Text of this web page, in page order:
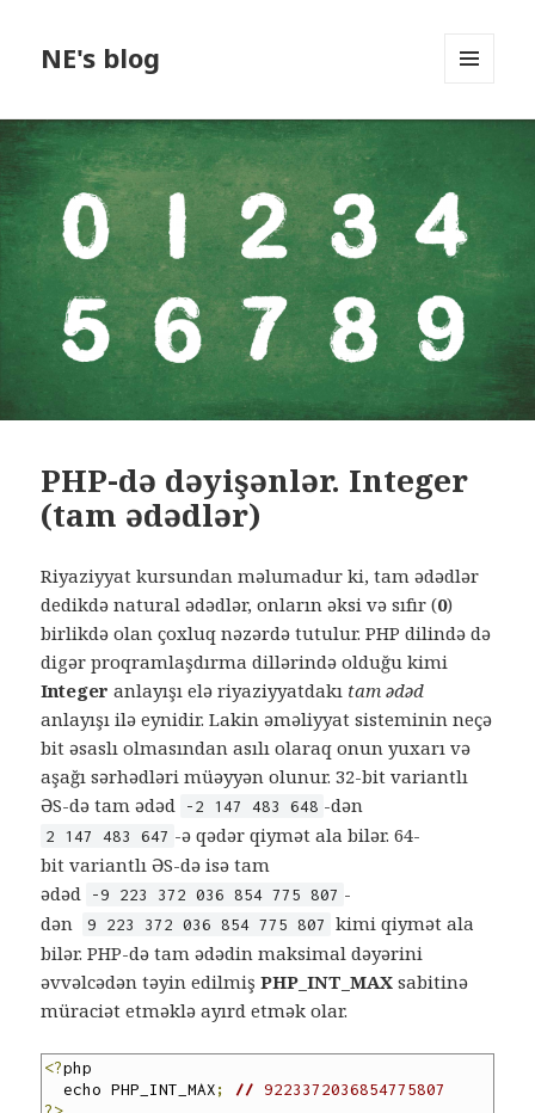
NE's blog
PHP-də dəyişənlər. Integer
(tam ədədlər)
Riyaziyyat kursundan məlumadur ki, tam ədədlər
dedikdə natural ədədlər, onların əksi və sıfır (0)
birlikdə olan çoxluq nəzərdə tutulur. PHP dilində də
digər proqramlaşdırma dillərində olduğu kimi
Integer anlayışı elə riyaziyyatdakı tam ədəd
anlayışı ilə eynidir. Lakin əməliyyat sisteminin neçə
bit əsaslı olmasından asılı olaraq onun yuxarı və
aşağı sərhədləri müəyyən olunur. 32-bit variantlı
ƏS-də tam ədəd
-2 147 483 648 -dən
2 147 483 647 -ə qədər qiymət ala bilər. 64-
bit variantlı ƏS-də isə tam
ədəd
-9 223 372 036 854 775 807 -
dən
9 223 372 036 854 775 807
kimi qiymət ala
bilər. PHP-də tam ədədin maksimal dəyərini
əvvəlcədən təyin edilmişPHP_INT_MAX sabitinə
müraciət etməklə ayırd etmək olar.
<?php
  echo PHP_INT_MAX
; // 9223372036854775807